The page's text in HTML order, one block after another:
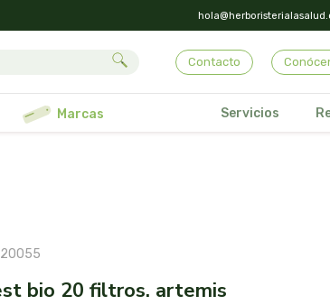
Contacto
marcas Servicios
bio 20 filtros. artemis